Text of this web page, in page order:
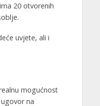
20 otvorenih
uvjete, ali i
mogućnost
na